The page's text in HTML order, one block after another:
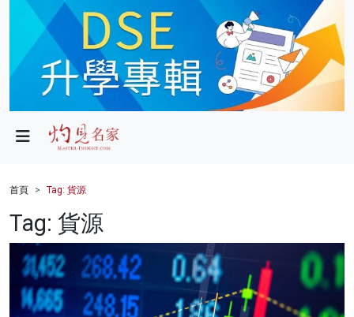
政局
財經
健康
商業
科技
首頁 Tag: 貨源
Tag: 貨源